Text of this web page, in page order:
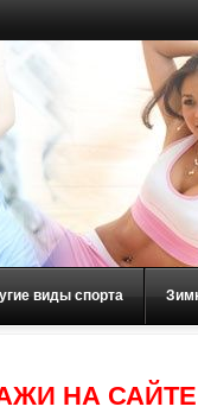
виды спорта
НА САЙТЕ